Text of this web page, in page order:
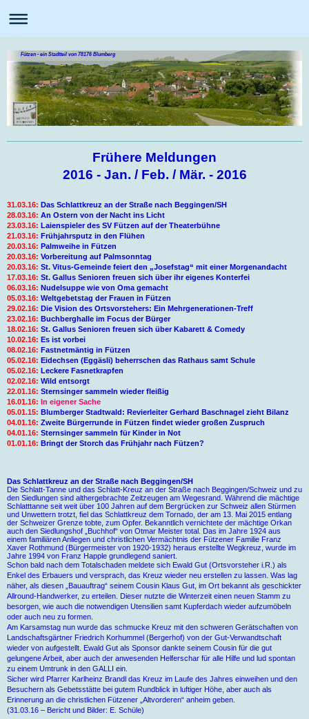
Fützen - ein Stadtteil von 78176 Blumberg
Frühere Meldungen
2016 - Jan. / Feb. / Mär. - 2016
31.03.16: Das Schlattkreuz an der Straße nach Beggingen/SH
28.03.16: An Ostern von der Nacht ins Licht
23.03.16: Laienspieler des SV Fützen auf der Theaterbühne
21.03.16: Frühjahrsputz in den Flühen
20.03.16: Palmweihe in Fützen
20.03.16: Vorbereitung auf Palmsonntag
20.03.16: St. Vitus-Gemeinde feiert den „Josefstag“ mit einer Morgenandacht
17.03.16: St. Gallus Senioren freuen sich über ihr eigenes Konterfei
06.03.16: Nudelsuppe wie von Oma gemacht
05.03.16: Weltgebetstag der Frauen in Fützen
29.02.16: Die Vision des Ortsvorstehers: Ein Mehrgenerationen-Treff
23.02.16: Buchberghalle im Focus der Bürger
18.02.16: St. Gallus Senioren freuen sich über Kabarett & Comedy
10.02.16: Es ist vorbei
08.02.16: Fastnetmäntig in Fützen
05.02.16: Eidechsen (Eggäsli) beherrschen das Rathaus samt Schule
05.02.16: Leckere Fasnetkrapfen
02.02.16: Wild entsorgt
22.01.16: Sternsinger sammeln wieder fleißig
16.01.16: In eigener Sache
05.01.15: Blumberger Stadtwald: Revierleiter Gerhard Baschnagel zieht Bilanz
04.01.16: Zweite Bürgerrunde in Fützen findet wieder großen Zuspruch
04.01.16: Sternsinger sammeln für Kinder in Not
01.01.16: Bringt der Storch das Frühjahr nach Fützen?
Das Schlattkreuz an der Straße nach Beggingen/SH
Die Schlatt-Tanne und das Schlatt-Kreuz an der Straße nach Beggingen/Schweiz und zu
den Siedlungen sind althergebrachte Zeitzeugen am Wegesrand. Während die mächtige
Schlatttanne seit weit über 100 Jahren auf dem Bergrücken zur Schweiz allen Stürmen
und Unwettern trotzt, fiel das Schlattkreuz dem Tornado, der am 13. Mai 2015 entlang
der Schweizer Grenze tobte, zum Opfer. Bekanntlich vernichtete der mächtige Orkan
auch den Siedlungshof „Buchhof“ von Otmar Meister total. Das im Jahre 1924 aus
einem familiären Anliegen und christlichen Vermächtnis der Fützener Familie Franz
Xaver Rothmund (Bürgermeister von 1920-1932) heraus erstellte Wegkreuz, wurde im
Jahre 1994 von Franz Happle grundlegend saniert.
Schon bald nach dem Totalschaden meldete sich Ewald Gut (Ortsvorsteher i.R.) als
Enkel des Erbauers und versprach, das Kreuz wieder neu erstellen zu lassen. Was lag
näher, als diesen „Bauauftrag“ seinem Cousin Klaus Gut, im Ort bekannt als geschickter
Allround-Handwerker, zu erteilen. Dieser nutzte die Winterzeit einen neuen Stamm zu
besorgen, wie auch die notwendigen Utensilien samt Kupferdach wieder aufzumöbeln
oder auch neu zu formen.
Am Karsamstag nun wurde das schmucke Kreuz mit den schweren Gerätschaften von
Landschaftsgärtner Friedrich Korhummel (Bergerhof) von der Gut-Verwandtschaft
wieder von aufgestellt. Ewald Gut als Sponsor dankte seinem Cousin für die gut
gelungene Arbeit, aber auch der anwesenden Helferschar für alle Hilfe und lud spontan
zu einem Umtrunk in den GALLI ein.
Sicher wird Pfarrer Karlheinz Brandl das Kreuz im Laufe des Jahres einweihen und den
Besuchern als Gebetsstätte bei gutem Rundblick in luftiger Höhe, aber auch als
Erinnerung an die christlichen Fützener „Altvorderen“ anheim geben.
(31.03.16 – Bericht und Bilder: E. Schüle)